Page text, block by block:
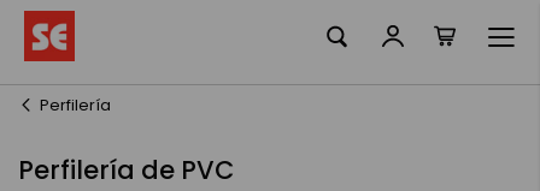
contenido
Perfilería
Perfilería de PVC